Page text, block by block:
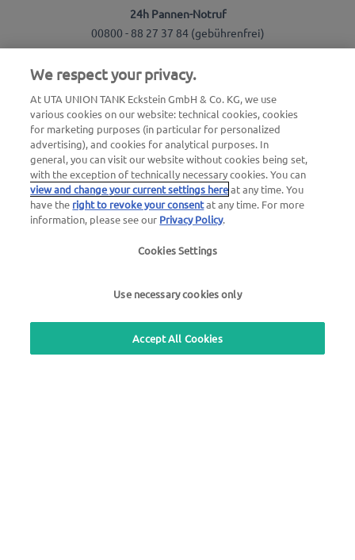
24h Pannen-Notruf
00800 - 88 27 37 84 (gebührenfrei)
24h Karten Sperr-Notruf
oder
+49 6027 509-666
Allgemeine Fragen zu UTA Edenred
+49 6027 509-669
+49 6027 509-660
Nutzen Sie unseren kostenlosen Rückrufservice
Fragen zum UTA Mautservice
+49 6027 509-617
We respect your privacy.
At UTA UNION TANK Eckstein GmbH & Co. KG, we use
various cookies on our website: technical cookies, cookies
for marketing purposes (in particular for personalized
advertising), and cookies for analytical purposes. In
general, you can visit our website without cookies being set,
with the exception of technically necessary cookies. You can
view and change your current settings hereat any time. You
have the right to revoke your consentat any time. For more
information, please see our Privacy Policy.
Cookies Settings
Use necessary cookies only
Accept All Cookies